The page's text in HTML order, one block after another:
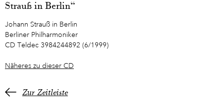
Strauß in Berlin“
Johann Strauß in Berlin
Berliner Philharmoniker
CD Teldec 3984244892 (6/1999)
Näheres zu dieser CD
Zur Zeitleiste